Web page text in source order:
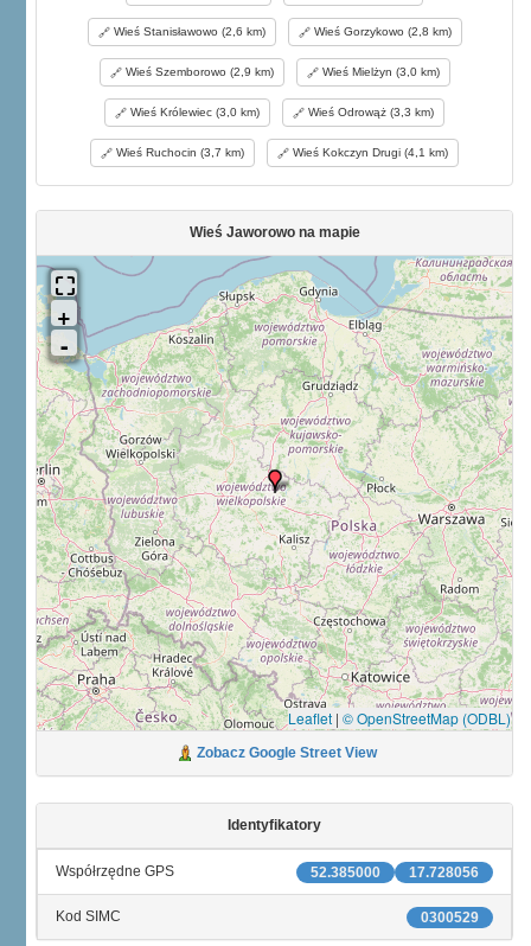
Wieś Stanisławowo (2,6 km) Wieś Gorzykowo (2,8 km)
Wieś Szemborowo (2,9 km) Wieś Mielżyn (3,0 km)
Wieś Królewiec (3,0 km) Wieś Odrowąż (3,3 km)
Wieś Ruchocin (3,7 km) Wieś Kokczyn Drugi (4,1 km)
Wieś Jaworowo na mapie
Leaflet | © OpenStreetMap (ODBL)
Zobacz Google Street View
Identyfikatory
17.728056
52.385000
Współrzędne GPS
0300529
Kod SIMC